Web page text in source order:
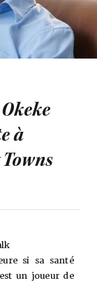
à
si sa santé
un joueur de